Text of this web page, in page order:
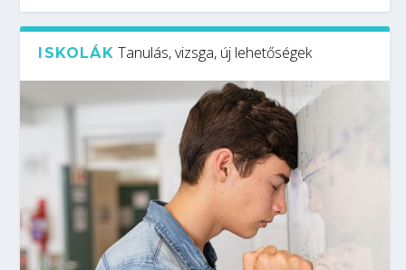
ISKOLÁK Tanulás, vizsga, új lehetőségek